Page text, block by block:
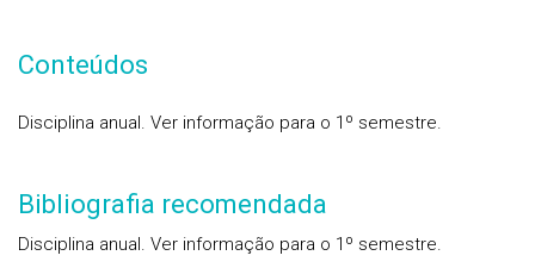
Conteúdos
Disciplina anual. Ver informação para o 1º semestre.
Bibliografia recomendada
Disciplina anual. Ver informação para o 1º semestre.